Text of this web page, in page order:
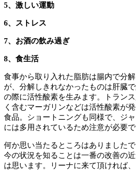
5、激しい運動
6、ストレス
7、お酒の飲み過ぎ
8、食生活
食事から取り入れた脂肪は腸内で分
が、分解しきれなかったものは肝臓
の際に活性酸素を生みます。トラン
く含むマーガリンなどは活性酸素が
食品。ショートニングも同様で、ジ
には多用されているため注意が必要で
何か思い当たるところはありました
今の状況を知ることは一番の改善の
は思います。リーナに来て頂ければ